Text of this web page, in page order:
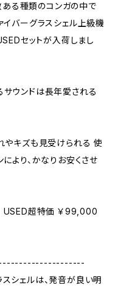
ある種類のコンガの中で
イバーグラスシェル上級機
セットが入荷しまし
ウンドは長年愛される
やキズも見受けられる 使
より、かなりお安くさせ
超特価 ￥99,000
シェルは、発音が良い明